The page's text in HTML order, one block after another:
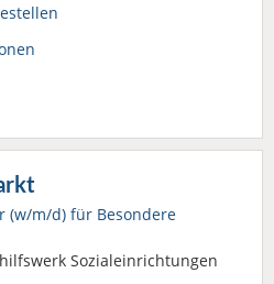
(w/m/d) für Besondere
Sozialeinrichtungen